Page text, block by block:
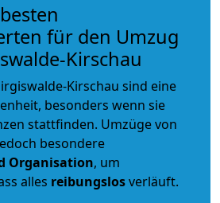
für den Umzug
Kirschau
Kirschau sind eine
besonders wenn sie
stattfinden. Umzüge von
besondere
Organisation, um
alles reibungslosverläuft.